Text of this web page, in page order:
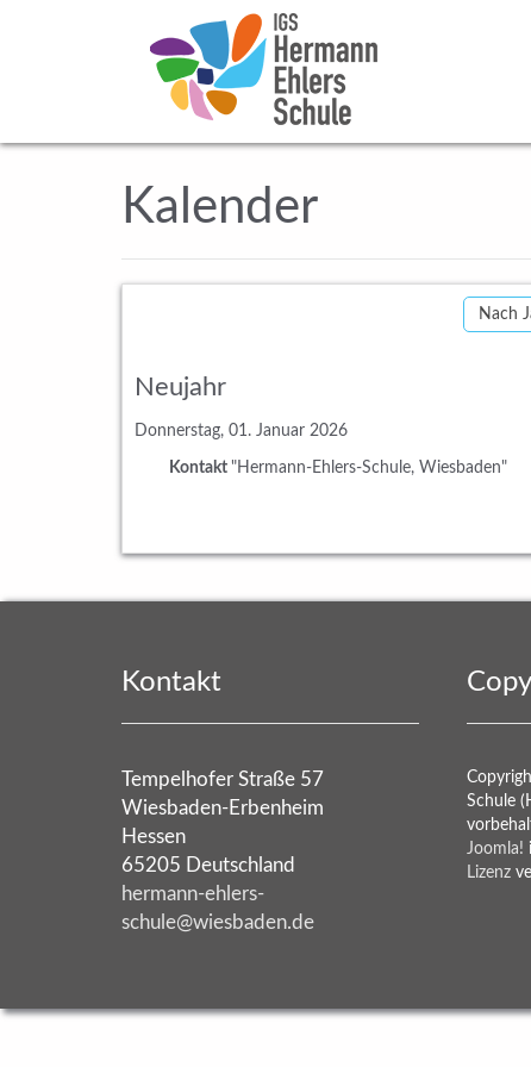
Kalender
Nach
Neujahr
Donnerstag, 01. Januar 2026
Kontakt "Hermann-Ehlers-Schule, Wiesbaden"
Kontakt
Tempelhofer Straße 57
Wiesbaden-Erbenheim
Hessen
65205 Deutschland
hermann-ehlers-
schule@wiesbaden.de
Schule
Joomla!
Lizenz